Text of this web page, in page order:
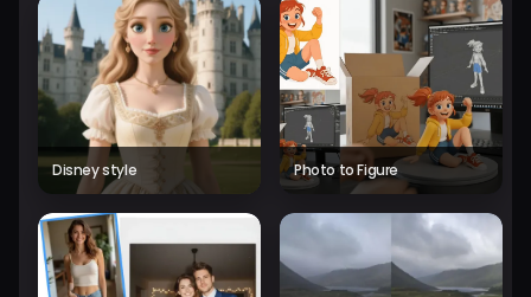
Disney style Photo to Figure